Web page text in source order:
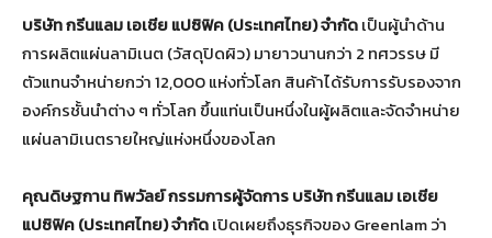
บริษัท กรีนแลม เอเชีย แปซิฟิค (ประเทศไทย) จำกัดเป็นผู้นำด้าน
การผลิตแผ่นลามิเนต (วัสดุปิดผิว) มายาวนานกว่า 2 ทศวรรษ มี
ตัวแทนจำหน่ายกว่า 12,000 แห่งทั่วโลก สินค้าได้รับการรับรองจาก
องค์กรชั้นนำต่าง ๆ ทั่วโลก ขึ้นแท่นเป็นหนึ่งในผู้ผลิตและจัดจำหน่าย
แผ่นลามิเนตรายใหญ่แห่งหนึ่งของโลก
คุณดิษฐกาน ทิพวัลย์ กรรมการผู้จัดการ บริษัท กรีนแลม เอเชีย
แปซิฟิค (ประเทศไทย) จำกัดเปิดเผยถึงธุรกิจของ Greenlam ว่า